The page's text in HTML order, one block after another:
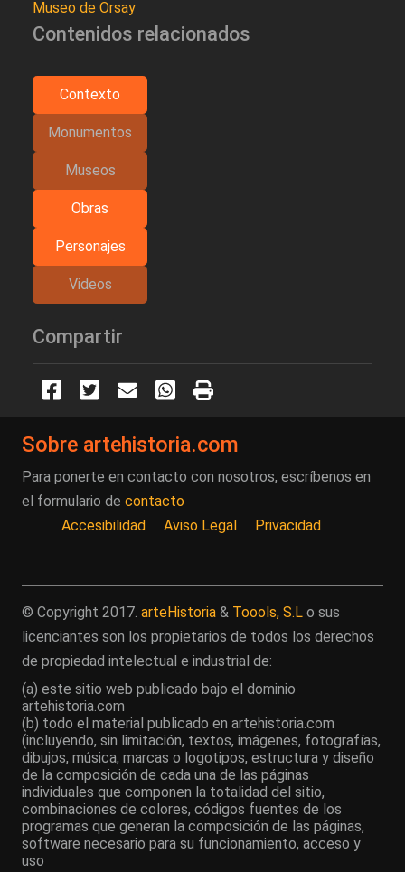
Museo de Orsay
Contenidos relacionados
Contexto
Monumentos
Museos
Obras
Personajes
Videos
Compartir
Sobre artehistoria.com
Para ponerte en contacto con nosotros, escríbenos en
el formulario de contacto
Accesibilidad
Aviso Legal Privacidad
© Copyright 2017. arteHistoria & Toools, S.L o sus
licenciantes son los propietarios de todos los derechos
de propiedad intelectual e industrial de:
(a) este sitio web publicado bajo el dominio
artehistoria.com
(b) todo el material publicado en artehistoria.com
(incluyendo, sin limitación, textos, imágenes, fotografías,
dibujos, música, marcas o logotipos, estructura y diseño
de la composición de cada una de las páginas
individuales que componen la totalidad del sitio,
combinaciones de colores, códigos fuentes de los
programas que generan la composición de las páginas,
software necesario para su funcionamiento, acceso y
uso